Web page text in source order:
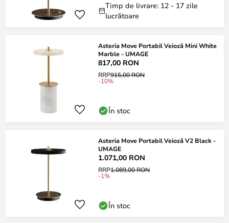
Timp de livrare: 12 - 17 zile
lucrătoare
Asteria Move Portabil Veioză Mini White
Marble - UMAGE
817,00 RON
RRP915,00 RON
-10%
În stoc
Asteria Move Portabil Veioză V2 Black -
UMAGE
1.071,00 RON
RRP1.089,00 RON
-1%
În stoc